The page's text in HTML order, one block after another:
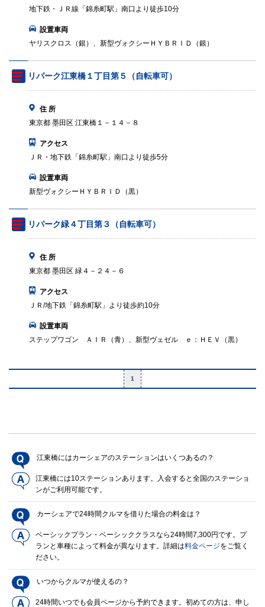
地下鉄・ＪＲ線「錦糸町駅」南口より徒歩10分
設置車両
ヤリスクロス（銀）、新型ヴォクシーＨＹＢＲＩＤ（銀）
リパーク江東橋１丁目第５（自転車可）
住 所
東京都 墨田区 江東橋１－１４－８
アクセス
ＪＲ・地下鉄「錦糸町駅」南口より徒歩5分
設置車両
新型ヴォクシーＨＹＢＲＩＤ（黒）
リパーク緑４丁目第３（自転車可）
住 所
東京都 墨田区 緑４－２４－６
アクセス
ＪＲ/地下鉄「錦糸町駅」より徒歩約10分
設置車両
ステップワゴン ＡＩＲ（青）、新型ヴェゼル ｅ：ＨＥＶ（黒）
1
江東橋にはカーシェアのステーションはいくつあるの？
江東橋には10ステーションあります。入会すると全国のステーショ
ンがご利用可能です。
カーシェアで24時間クルマを借りた場合の料金は？
ベーシックプラン・ベーシッククラスなら24時間7,300円です。プ
ランと車種によって料金が異なります。詳細は料金ページをご覧く
ださい。
いつからクルマが使えるの？
24時間いつでも会員ページから予約できます。初めての方は、申し